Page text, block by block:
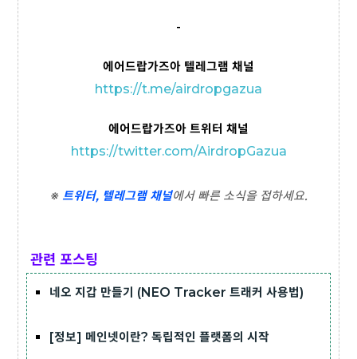
-
에어드랍가즈아 텔레그램 채널
https://t.me/airdropgazua
에어드랍가즈아 트위터 채널
https://twitter.com/AirdropGazua
※ 트위터, 텔레그램 채널에서 빠른 소식을 접하세요.
관련 포스팅
네오 지갑 만들기 (NEO Tracker 트래커 사용법)
[정보] 메인넷이란? 독립적인 플랫폼의 시작